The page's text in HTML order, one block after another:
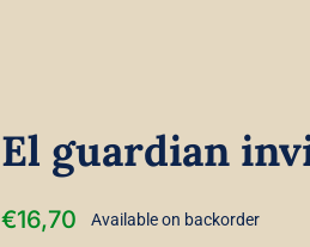
El guardian
€16,70 Available on backorder